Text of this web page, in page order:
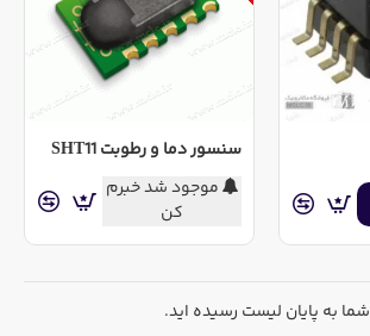
سنسور دما و رطوبت SHT11
موجود شد خبرم
کن
شما به پایان لیست رسیده اید.